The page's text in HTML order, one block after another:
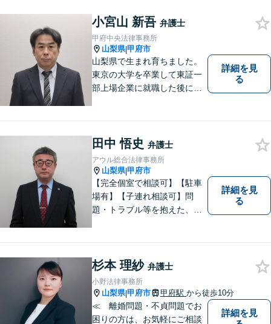
の作成や相続人の紛争解決ま
で幅広く対応できます【初回
面談無料】
小宮山 新吾 弁護士
甲府中央法律事務所
山梨県|甲府市
山梨県で生まれ育ちました。
東京の大学を卒業して東証一
部上場企業に就職した後に司
に弁護士登録した後は、山梨
県内を中心に様々な案件を取
り扱ってきました。
詳細を見
る
田中 悟史 弁護士
アウル総合法律事務所
山梨県|甲府市
【完全個室で相談可】【駐車
場有】【子連れ相談可】問
題・トラブル等を抱えた、ま
分析し、解決に向けてどのよ
うな方法・手段を取ることが
良いのか等を助言させていた
だきます。
詳細を見
る
杉本 理紗 弁護士
小野法律事務所
山梨県|甲府市 甲府駅 から徒歩10分
≪ 離婚問題・不貞問題でお
困りの方は、お気軽にご相談
詳細を見